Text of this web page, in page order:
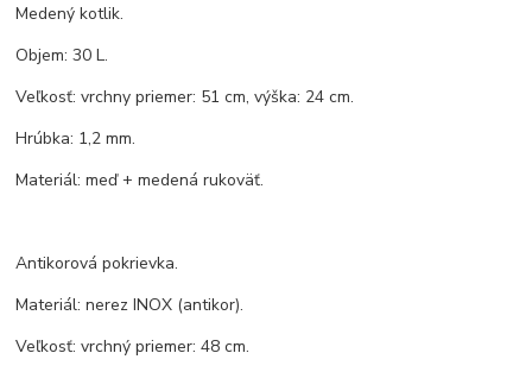
Medený kotlik.
Objem: 30 L.
Veľkosť: vrchny priemer: 51 cm, výška: 24 cm.
Hrúbka: 1,2 mm.
Materiál: meď + medená rukoväť.
Antikorová pokrievka.
Materiál: nerez INOX (antikor).
Veľkosť: vrchný priemer: 48 cm.